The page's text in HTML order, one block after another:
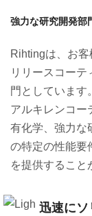
強力な研究開発部
Rihtingは、お
リリースコー
門としています
アルキレンコー
有化学、強力な
の特定の性能要
を提供すること
迅速にソ